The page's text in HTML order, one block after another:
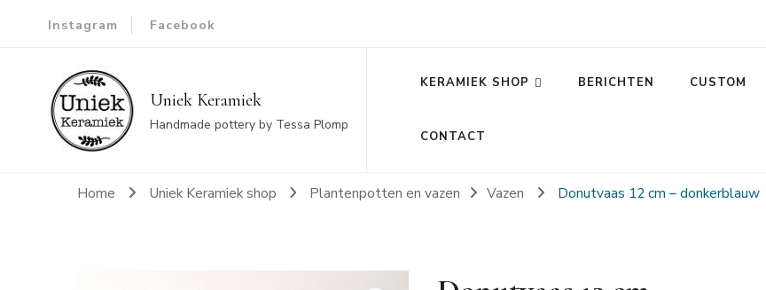
Instagram Facebook
Uniek Keramiek
Handmade pottery by Tessa Plomp
KERAMIEK SHOP BERICHTEN CUSTOM
CONTACT
Home Uniek Keramiek shop Plantenpotten en vazen Vazen Donutvaas 12 cm – donkerblauw